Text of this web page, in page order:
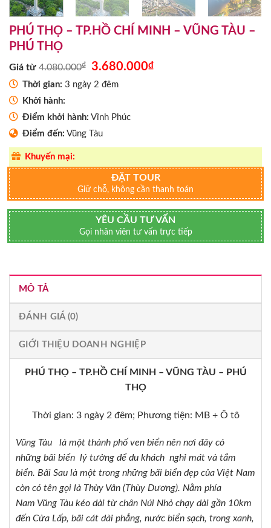
PHÚ THỌ – TP.HỒ CHÍ MINH – VŨNG TÀU –
PHÚ THỌ
Giá từ 4.080.000₫
Giá
là:
3.680.000₫Giá
Thời gian: 3 ngày 2 đêm
Khởi hành:
Điểm khởi hành: Vĩnh Phúc
Điểm đến: Vũng Tàu
Khuyến mại:
ĐẶT TOUR
Giữ chỗ, không cần thanh toán
YÊU CẦU TƯ VẤN
Gọi nhân viên tư vấn trực tiếp
MÔ TẢ
ĐÁNH GIÁ (0)
GIỚI THIỆU DOANH NGHIỆP
PHÚ THỌ – TP.HỒ CHÍ MINH – VŨNG TÀU – PHÚ
THỌ
Thời gian: 3 ngày 2 đêm; Phương tiện: MB + Ô tô
Vũng Tàu là một thành phố ven biển nên nơi đây có
những bãi biển lý tưởng để du khách nghỉ mát và tắm
biển. Bãi Sau là một trong những bãi biển đẹp của Việt Nam
còn có tên gọi là Thùy Vân (Thùy Dương). Nằm phía
Nam Vũng Tàu kéo dài từ chân Núi Nhỏ chạy dài gần 10km
đến Cửa Lấp, bãi cát dài phẳng, nước biển sạch, trong xanh,